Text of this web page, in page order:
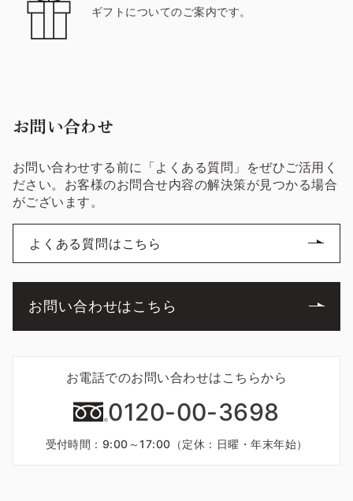
ギフトについてのご案内です。
お問い合わせ
お問い合わせする前に「よくある質問」をぜひご活用く
ださい。お客様のお問合せ内容の解決策が見つかる場合
がございます。
よくある質問はこちら
お問い合わせはこちら
お電話でのお問い合わせはこちらから
0120-00-3698
受付時間：9:00～17:00（定休：日曜・年末年始）